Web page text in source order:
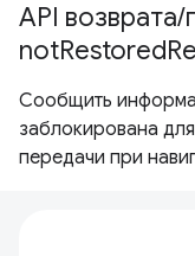
API
Сообщить
заблокирована
передачи при